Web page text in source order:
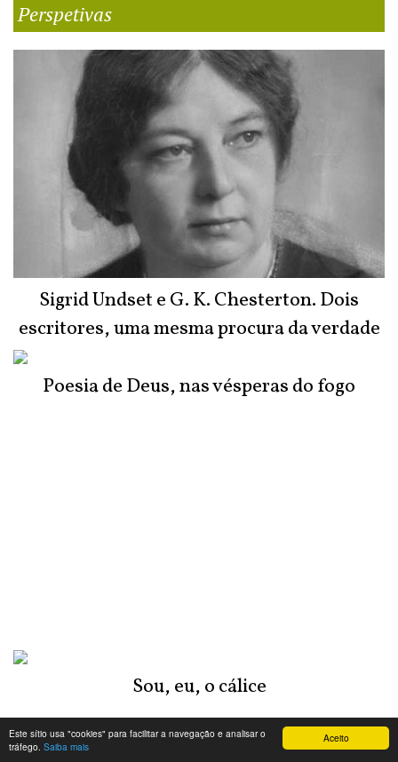
Aceito
Este sítio usa "cookies" para facilitar a navegação e analisar o
tráfego. Saiba mais
Perspetivas
Sigrid Undset e G. K. Chesterton. Dois
escritores, uma mesma procura da verdade
Poesia de Deus, nas vésperas do fogo
Sou, eu, o cálice